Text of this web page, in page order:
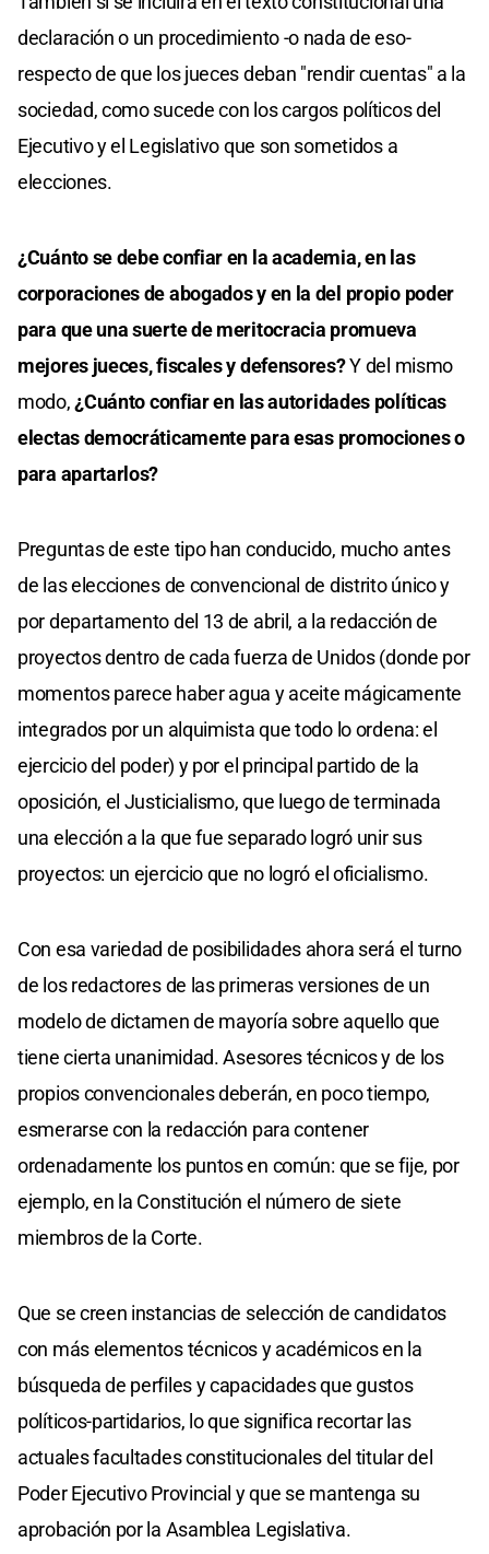
declaración o un procedimiento -o nada de eso-
respecto de que los jueces deban "rendir cuentas" a la
sociedad, como sucede con los cargos políticos del
Ejecutivo y el Legislativo que son sometidos a
elecciones.
¿Cuánto se debe confiar en la academia, en las
corporaciones de abogados y en la del propio poder
para que una suerte de meritocracia promueva
mejores jueces, fiscales y defensores?Y del mismo
modo,¿Cuánto confiar en las autoridades políticas
electas democráticamente para esas promociones o
para apartarlos?
Preguntas de este tipo han conducido, mucho antes
de las elecciones de convencional de distrito único y
por departamento del 13 de abril, a la redacción de
proyectos dentro de cada fuerza de Unidos (donde por
momentos parece haber agua y aceite mágicamente
integrados por un alquimista que todo lo ordena: el
ejercicio del poder) y por el principal partido de la
oposición, el Justicialismo, que luego de terminada
una elección a la que fue separado logró unir sus
proyectos: un ejercicio que no logró el oficialismo.
Con esa variedad de posibilidades ahora será el turno
de los redactores de las primeras versiones de un
modelo de dictamen de mayoría sobre aquello que
tiene cierta unanimidad. Asesores técnicos y de los
propios convencionales deberán, en poco tiempo,
esmerarse con la redacción para contener
ordenadamente los puntos en común: que se fije, por
ejemplo, en la Constitución el número de siete
miembros de la Corte.
Que se creen instancias de selección de candidatos
con más elementos técnicos y académicos en la
búsqueda de perfiles y capacidades que gustos
políticos-partidarios, lo que significa recortar las
actuales facultades constitucionales del titular del
Poder Ejecutivo Provincial y que se mantenga su
aprobación por la Asamblea Legislativa.